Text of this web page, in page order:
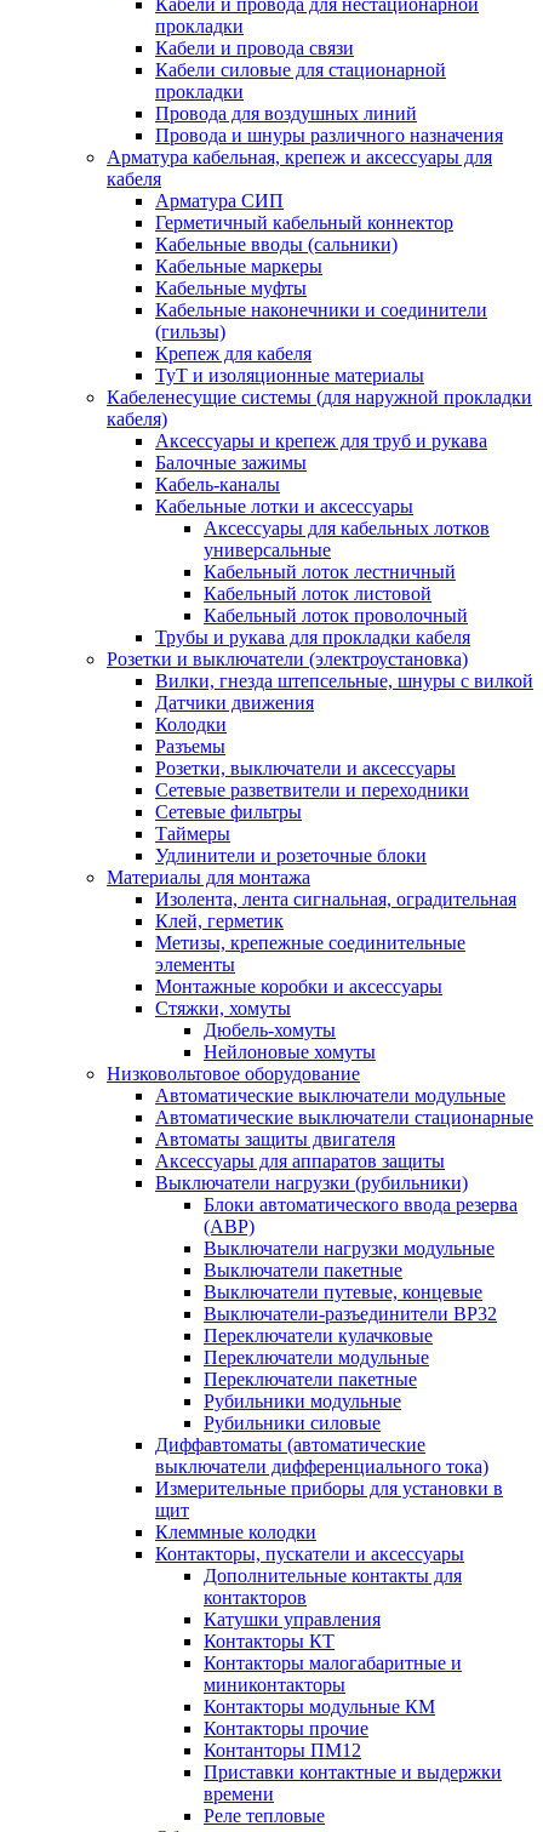
Кабели и провода для нестационарной
прокладки
Кабели и провода связи
Кабели силовые для стационарной
прокладки
Провода для воздушных линий
Провода и шнуры различного назначения
Арматура кабельная, крепеж и аксессуары для
кабеля
Арматура СИП
Герметичный кабельный коннектор
Кабельные вводы (сальники)
Кабельные маркеры
Кабельные муфты
Кабельные наконечники и соединители
(гильзы)
Крепеж для кабеля
ТуТ и изоляционные материалы
Кабеленесущие системы (для наружной прокладки
кабеля)
Аксессуары и крепеж для труб и рукава
Балочные зажимы
Кабель-каналы
Кабельные лотки и аксессуары
Аксессуары для кабельных лотков
универсальные
Кабельный лоток лестничный
Кабельный лоток листовой
Кабельный лоток проволочный
Трубы и рукава для прокладки кабеля
Розетки и выключатели (электроустановка)
Вилки, гнезда штепсельные, шнуры с вилкой
Датчики движения
Колодки
Разъемы
Розетки, выключатели и аксессуары
Сетевые разветвители и переходники
Сетевые фильтры
Таймеры
Удлинители и розеточные блоки
Материалы для монтажа
Изолента, лента сигнальная, оградительная
Клей, герметик
Метизы, крепежные соединительные
элементы
Монтажные коробки и аксессуары
Стяжки, хомуты
Дюбель-хомуты
Нейлоновые хомуты
Низковольтовое оборудование
Автоматические выключатели модульные
Автоматические выключатели стационарные
Автоматы защиты двигателя
Аксессуары для аппаратов защиты
Выключатели нагрузки (рубильники)
Блоки автоматического ввода резерва
(АВР)
Выключатели нагрузки модульные
Выключатели пакетные
Выключатели путевые, концевые
Выключатели-разъединители ВР32
Переключатели кулачковые
Переключатели модульные
Переключатели пакетные
Рубильники модульные
Рубильники силовые
Диффавтоматы (автоматические
выключатели дифференциального тока)
Измерительные приборы для установки в
щит
Клеммные колодки
Контакторы, пускатели и аксессуары
Дополнительные контакты для
контакторов
Катушки управления
Контакторы КТ
Контакторы малогабаритные и
миниконтакторы
Контакторы модульные КМ
Контакторы прочие
Контанторы ПМ12
Приставки контактные и выдержки
времени
Реле тепловые